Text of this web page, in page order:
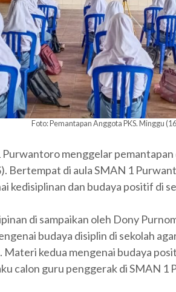
Foto: Pemantapan Anggota PKS. Minggu
menggelar
Bertempat di aula SMAN 1
kedisiplinan dan budaya positif di
di sampaikan oleh Dony
budaya disiplin di sekolah
kedua mengenai budaya
calon guru penggerak di SMAN 1